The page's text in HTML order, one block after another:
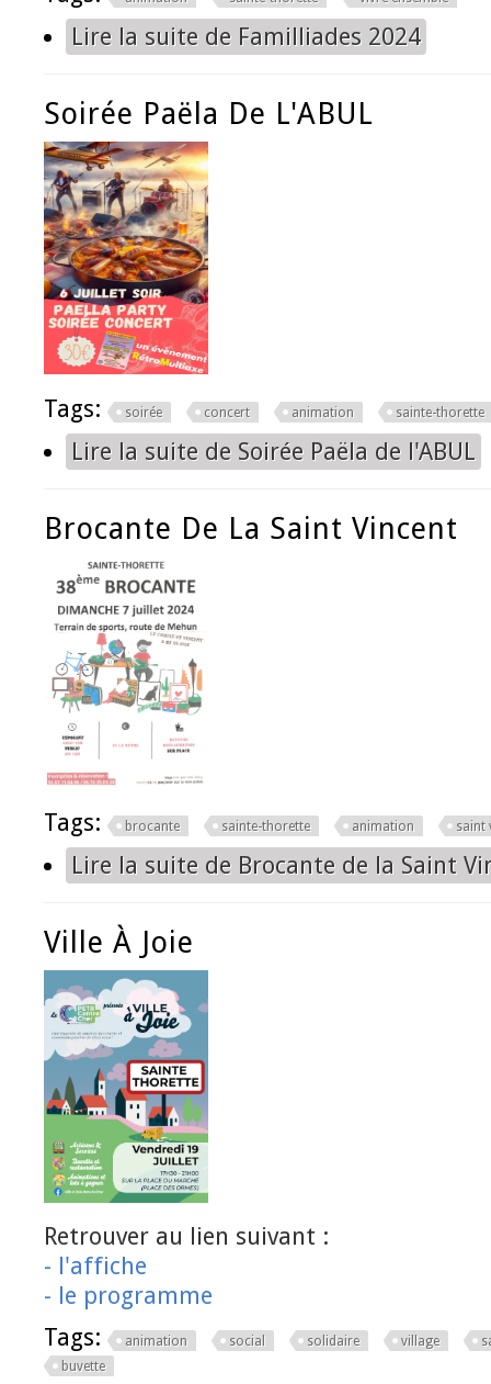
Lire la suite de Familliades 2024
Soirée Paëla De L'ABUL
Tags: soirée concert animation sainte-thorette
Lire la suite de Soirée Paëla de l'ABUL
Brocante De La Saint Vincent
Tags: brocante sainte-thorette animation saint
Lire la suite de Brocante de la Saint
Ville À Joie
Retrouver au lien suivant :
- l'affiche
- le programme
Tags:
animation social solidaire village
buvette